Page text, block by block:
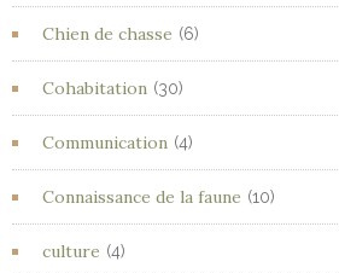
Chien de chasse (6)
Cohabitation (30)
Communication (4)
Connaissance de la faune (10)
culture (4)